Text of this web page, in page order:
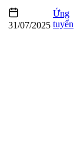
31/07/2025
Ứng
tuyển